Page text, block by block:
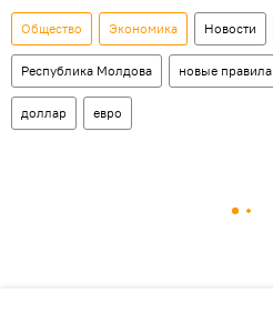
Общество Экономика Новости
Республика Молдова новые правила
доллар евро